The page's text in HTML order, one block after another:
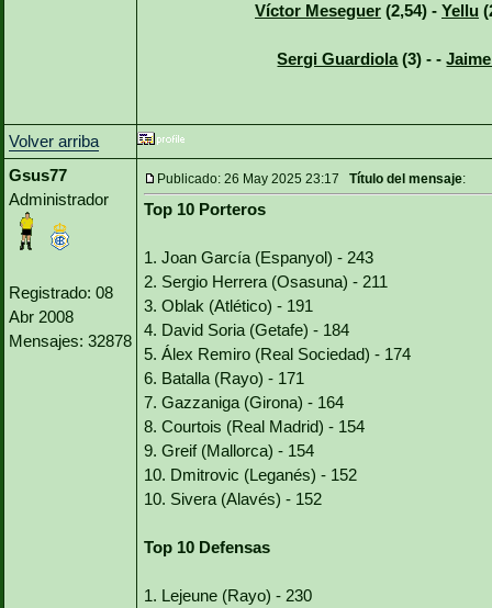
Víctor Meseguer (2,54) - Yellu
Sergi Guardiola(3) - -
Volver arriba
Gsus77
Administrador
Registrado: 08
Abr 2008
Mensajes: 32878
Publicado: 26 May 2025 23:17 Título del mensaje:
Top 10 Porteros
1. Joan García (Espanyol) - 243
2. Sergio Herrera (Osasuna) - 211
3. Oblak (Atlético) - 191
4. David Soria (Getafe) - 184
5. Álex Remiro (Real Sociedad) - 174
6. Batalla (Rayo) - 171
7. Gazzaniga (Girona) - 164
8. Courtois (Real Madrid) - 154
9. Greif (Mallorca) - 154
10. Dmitrovic (Leganés) - 152
10. Sivera (Alavés) - 152
Top 10 Defensas
1. Lejeune (Rayo) - 230